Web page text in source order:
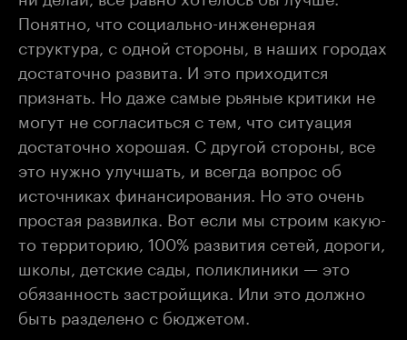
Понятно, что социально-инженерная
структура, с одной стороны, в наших городах
достаточно развита. И это приходится
признать. Но даже самые рьяные критики не
могут не согласиться с тем, что ситуация
достаточно хорошая. С другой стороны, все
это нужно улучшать, и всегда вопрос об
источниках финансирования. Но это очень
простая развилка. Вот если мы строим какую-
то территорию, 100% развития сетей, дороги,
школы, детские сады, поликлиники — это
обязанность застройщика. Или это должно
быть разделено с бюджетом.